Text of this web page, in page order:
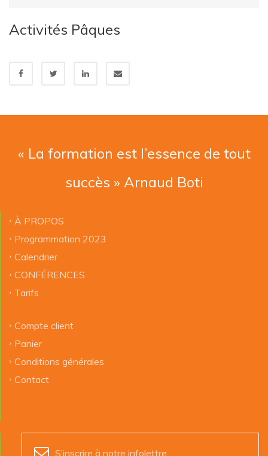
Activités Pâques
« La formation est l’essence de tout
succès » Arnaud Boti
À PROPOS
Programmation 2023
Calendrier
CONFÉRENCES
Tarifs
Compte client
Panier
Conditions générales
Contact
S’inscrire à notre infolettre